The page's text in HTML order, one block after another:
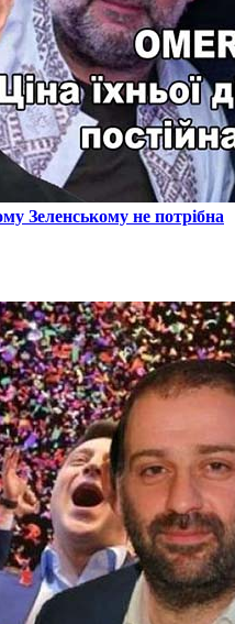
Зеленському не потрібна